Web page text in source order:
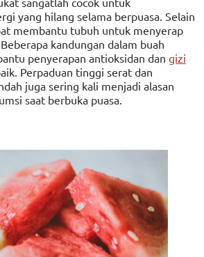
yang hilang selama berpuasa. Selain
membantu tubuh untuk menyerap
kandungan dalam buah
penyerapan antioksidan dan gizi
Perpaduan tinggi serat dan
juga sering kali menjadi alasan
saat berbuka puasa.